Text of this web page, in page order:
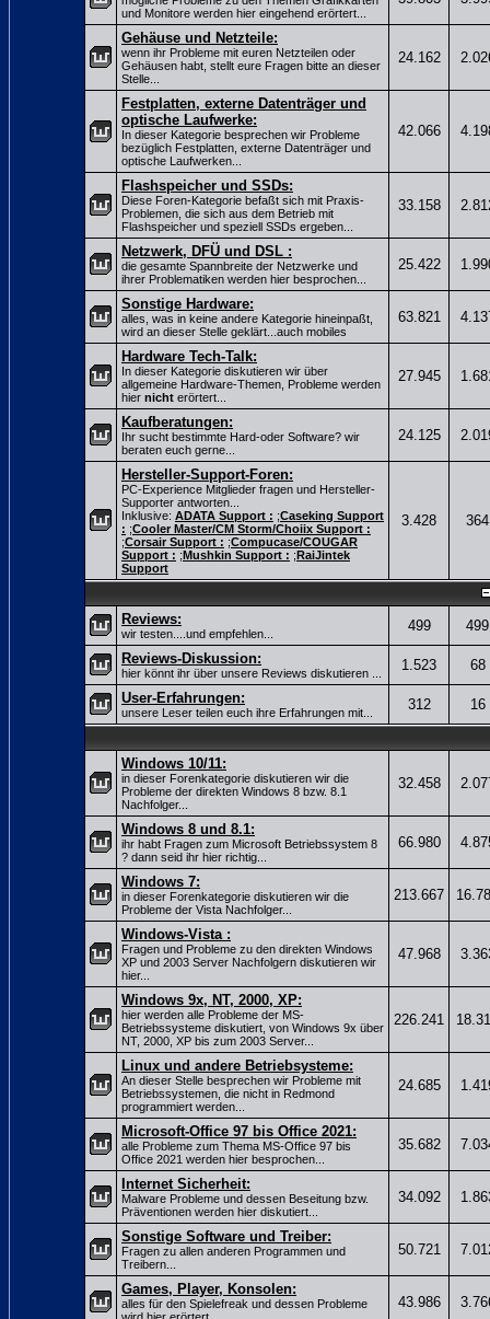
und Monitore werden hier eingehend erörtert...
Gehäuse und Netzteile:
wenn ihr Probleme mit euren Netzteilen oder
Gehäusen habt, stellt eure Fragen bitte an dieser
Stelle...
24.162
Festplatten, externe Datenträger und
optische Laufwerke:
In dieser Kategorie besprechen wir Probleme
bezüglich Festplatten, externe Datenträger und
optische Laufwerken...
42.066
Flashspeicher und SSDs:
Diese Foren-Kategorie befaßt sich mit Praxis-
Problemen, die sich aus dem Betrieb mit
Flashspeicher und speziell SSDs ergeben...
33.158
Netzwerk, DFÜ und DSL :
die gesamte Spannbreite der Netzwerke und
ihrer Problematiken werden hier besprochen...
25.422
Sonstige Hardware:
alles, was in keine andere Kategorie hineinpaßt,
wird an dieser Stelle geklärt...auch mobiles
63.821
Hardware Tech-Talk:
In dieser Kategorie diskutieren wir über
allgemeine Hardware-Themen, Probleme werden
hier nicht erörtert...
27.945
Kaufberatungen:
Ihr sucht bestimmte Hard-oder Software? wir
beraten euch gerne...
24.125
Hersteller-Support-Foren:
PC-Experience Mitglieder fragen und Hersteller-
Supporter antworten...
Inklusive: ADATA Support : ;Caseking Support
: ;Cooler Master/CM Storm/Choiix Support :
;Corsair Support : ;Compucase/COUGAR
Support : ; Mushkin Support : ; RaiJintek
Support
3.428 364
Reviews:
wir testen....und empfehlen... 499
499
Reviews-Diskussion:
hier könnt ihr über unsere Reviews diskutieren ... 1.523
68
User-Erfahrungen:
unsere Leser teilen euch ihre Erfahrungen mit... 312 16
Windows 10/11:
in dieser Forenkategorie diskutieren wir die
Probleme der direkten Windows 8 bzw. 8.1
Nachfolger...
32.458
Windows 8 und 8.1:
ihr habt Fragen zum Microsoft Betriebssystem 8
? dann seid ihr hier richtig...
66.980
Windows 7:
in dieser Forenkategorie diskutieren wir die
Probleme der Vista Nachfolger...
213.667
Windows-Vista :
Fragen und Probleme zu den direkten Windows
XP und 2003 Server Nachfolgern diskutieren wir
hier...
47.968
Windows 9x, NT, 2000, XP:
hier werden alle Probleme der MS-
Betriebssysteme diskutiert, von Windows 9x über
NT, 2000, XP bis zum 2003 Server...
226.241
Linux und andere Betriebsysteme:
An dieser Stelle besprechen wir Probleme mit
Betriebssystemen, die nicht in Redmond
programmiert werden...
24.685
Microsoft-Office 97 bis Office 2021:
alle Probleme zum Thema MS-Office 97 bis
Office 2021 werden hier besprochen...
35.682
Internet Sicherheit:
Malware Probleme und dessen Beseitung bzw.
Präventionen werden hier diskutiert...
34.092
Sonstige Software und Treiber:
Fragen zu allen anderen Programmen und
Treibern...
50.721
Games, Player, Konsolen:
alles für den Spielefreak und dessen Probleme
43.986